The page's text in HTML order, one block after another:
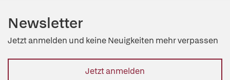
Newsletter
Jetzt anmelden und keine Neuigkeiten mehr verpassen
Jetzt anmelden